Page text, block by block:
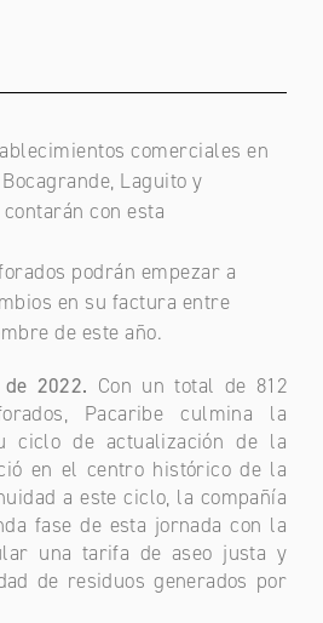
comerciales en
Laguito y
con esta
podrán empezar a
en su factura entre
de este año.
2022. Con un total de 812
Pacaribe culmina la
ciclo de actualización de la
en el centro histórico de la
a este ciclo, la compañía
fase de esta jornada con la
una tarifa de aseo justa y
de residuos generados por